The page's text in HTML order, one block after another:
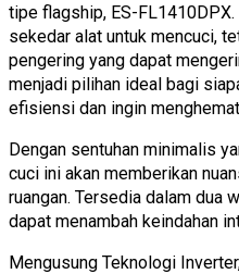
tipe flagship, ES-
sekedar alat untuk mencuci,
pengering yang dapat
menjadi pilihan ideal bagi
efisiensi dan ingin
Dengan sentuhan minimalis
cuci ini akan memberikan
ruangan. Tersedia dalam dua
dapat menambah keindahan
Mengusung Teknologi